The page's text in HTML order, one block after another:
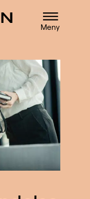
Meny